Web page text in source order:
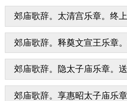
郊庙歌辞。太清宫乐章。终上
郊庙歌辞。释奠文宣王乐章
郊庙歌辞。隐太子庙乐章。
郊庙歌辞。享惠昭太子庙乐